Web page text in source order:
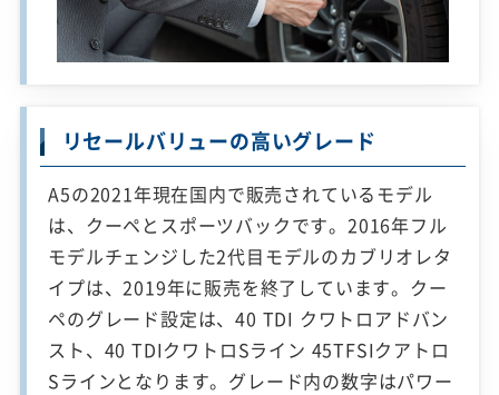
リセールバリューの高いグレード
A5の2021年現在国内で販売されているモデル
は、クーペとスポーツバックです。2016年フル
モデルチェンジした2代目モデルのカブリオレタ
イプは、2019年に販売を終了しています。クー
ペのグレード設定は、40 TDI クワトロアドバン
スト、40 TDIクワトロSライン 45TFSIクアトロ
Sラインとなります。グレード内の数字はパワー